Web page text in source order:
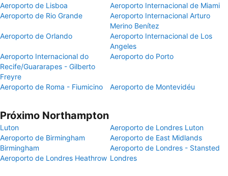
Aeroporto de Lisboa
Aeroporto Internacional de Miami
Aeroporto de Rio Grande
Aeroporto Internacional Arturo
Merino Benítez
Aeroporto de Orlando
Aeroporto Internacional de Los
Angeles
Aeroporto Internacional do
Recife/Guararapes - Gilberto
Freyre
Aeroporto do Porto
Aeroporto de Roma - Fiumicino Aeroporto de Montevidéu
Próximo Northampton
Luton
Aeroporto de Londres Luton
Aeroporto de Birmingham
Aeroporto de East Midlands
Birmingham
Aeroporto de Londres - Stansted
Aeroporto de Londres Heathrow Londres